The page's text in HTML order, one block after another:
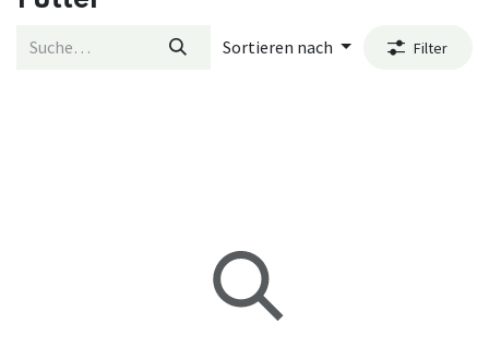
Sortieren nach Filter